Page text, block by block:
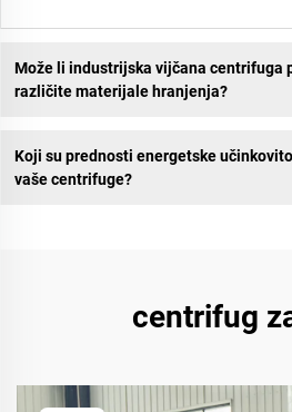
Može li industrijska vijčana centrifuga
različite materijale hranjenja?
Koji su prednosti energetske
vaše centrifuge?
centrifug